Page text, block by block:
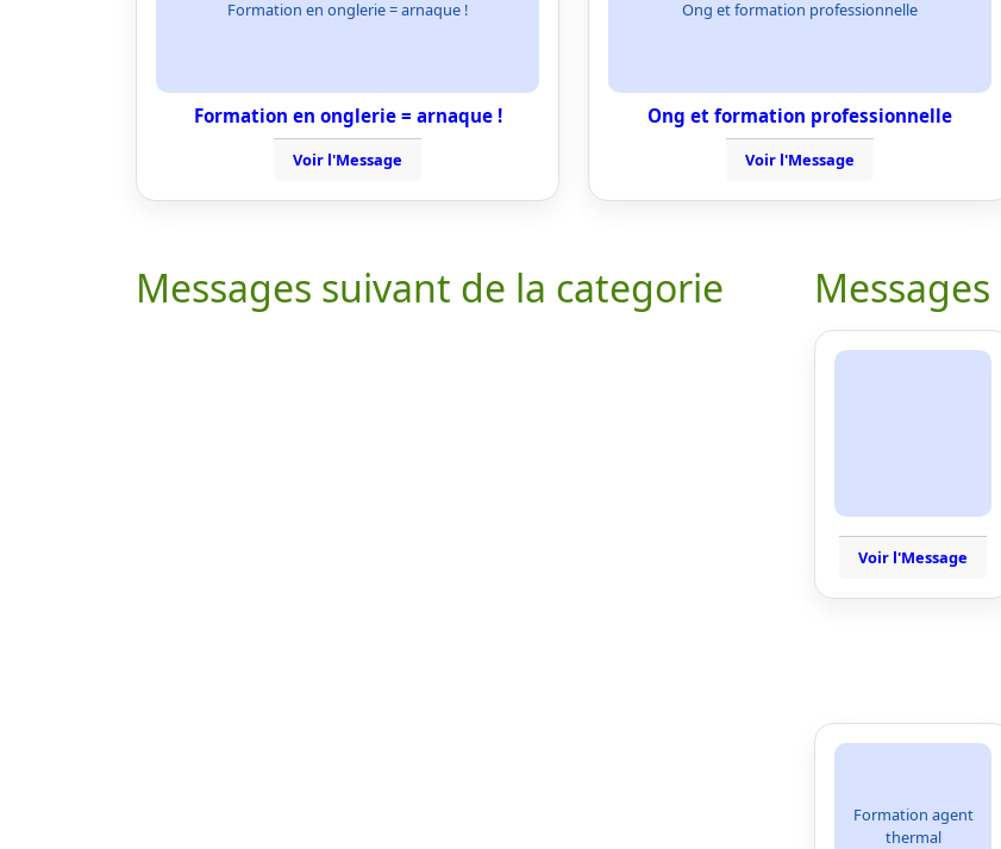
Formation en onglerie = arnaque !
Formation en onglerie = arnaque !
Voir l'Message
Ong et formation professionnelle
Ong et formation professionnelle
Voir l'Message
Messages suivant de la categorie
Voir l'Message
Formation agent
thermal